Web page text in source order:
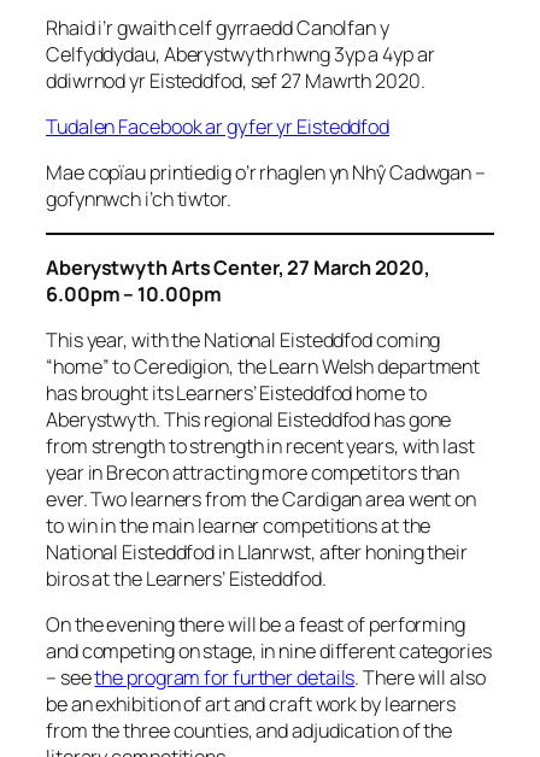
Rhaid i’r gwaith celf gyrraedd Canolfan y
Celfyddydau, Aberystwyth rhwng 3yp a 4yp ar
ddiwrnod yr Eisteddfod, sef 27 Mawrth 2020.
Tudalen Facebook ar gyfer yr Eisteddfod
Mae copïau printiedig o’r rhaglen yn Nhŷ Cadwgan –
gofynnwch i’ch tiwtor.
Aberystwyth Arts Center, 27 March 2020,
6.00pm – 10.00pm
This year, with the National Eisteddfod coming
“home” to Ceredigion, the Learn Welsh department
has brought its Learners’ Eisteddfod home to
Aberystwyth. This regional Eisteddfod has gone
from strength to strength in recent years, with last
year in Brecon attracting more competitors than
ever. Two learners from the Cardigan area went on
to win in the main learner competitions at the
National Eisteddfod in Llanrwst, after honing their
biros at the Learners’ Eisteddfod.
On the evening there will be a feast of performing
and competing on stage, in nine different categories
– seethe program for further details. There will also
be an exhibition of art and craft work by learners
from the three counties, and adjudication of the